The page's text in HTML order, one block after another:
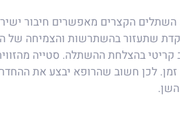
השתלים הקצרים מאפשרים חיבור ישיר
שתעזור בהשתרשות והצמיחה של
קריטי בהצלחת ההשתלה. סטייה
לכן חשוב שהרופא יבצע את